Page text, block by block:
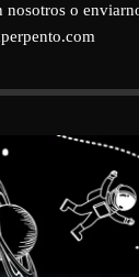
nosotros o